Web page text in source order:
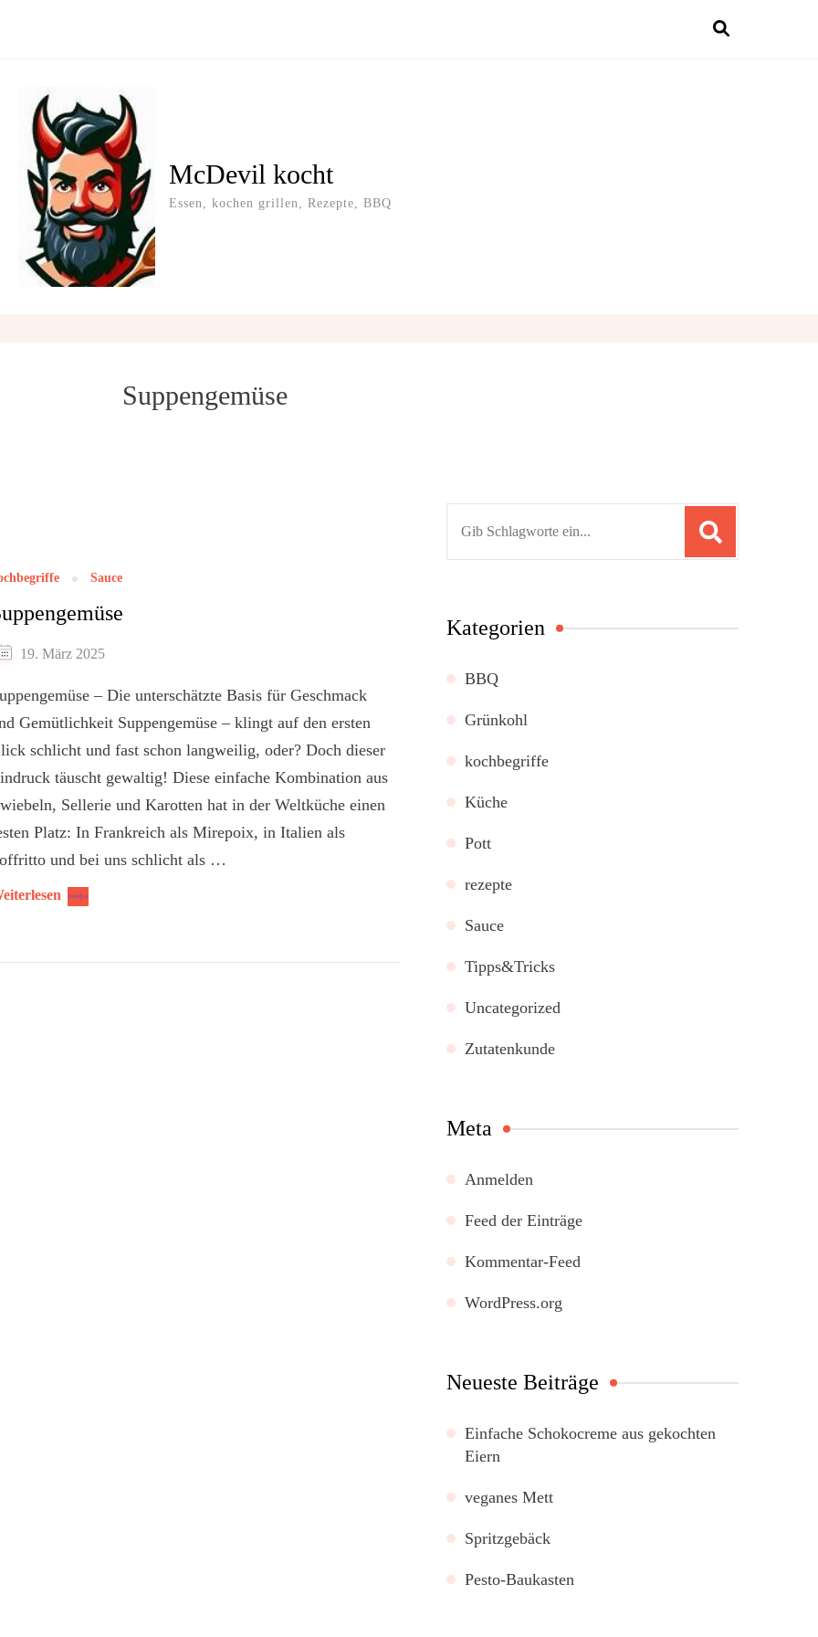
McDevil kocht
Essen, kochen grillen, Rezepte, BBQ
Suppengemüse
Sauce
19. März 2025
– Die unterschätzte Basis für Geschmack
Gemütlichkeit Suppengemüse – klingt auf den ersten
schlicht und fast schon langweilig, oder? Doch dieser
täuscht gewaltig! Diese einfache Kombination aus
Sellerie und Karotten hat in der Weltküche einen
Platz: In Frankreich als Mirepoix, in Italien als
und bei uns schlicht als …
Kategorien
BBQ
Grünkohl
kochbegriffe
Küche
Pott
rezepte
Sauce
Tipps&Tricks
Uncategorized
Zutatenkunde
Meta
Anmelden
Feed der Einträge
Kommentar-Feed
WordPress.org
Neueste Beiträge
Einfache Schokocreme aus gekochten
Eiern
veganes Mett
Spritzgebäck
Pesto-Baukasten